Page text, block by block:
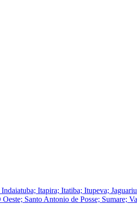
Itapira; Itatiba; Itupeva;
Santo Antonio de Posse; Sumare;